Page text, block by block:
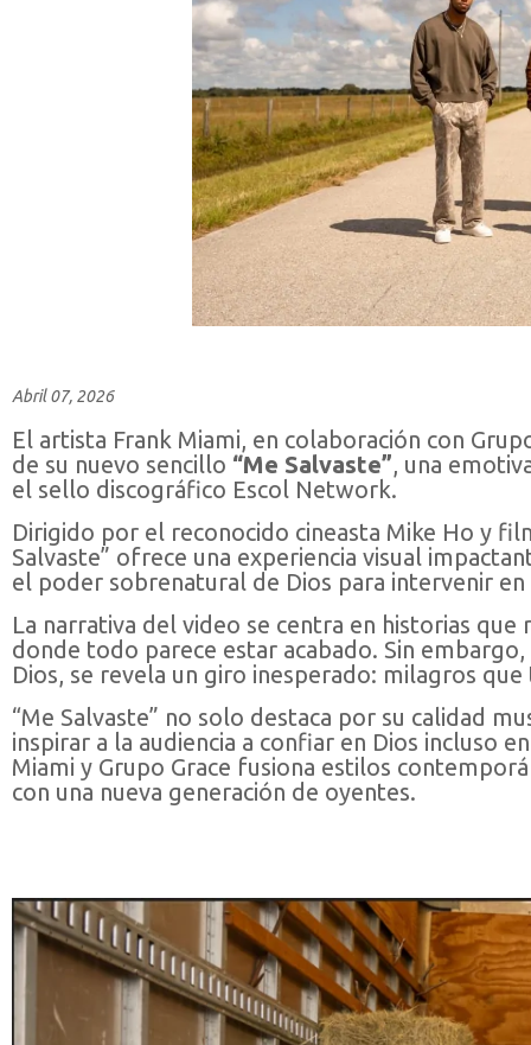
Abril 07, 2026
El artista Frank Miami, en colaboración con
de su nuevo sencillo “Me Salvaste” , una
el sello discográfico Escol Network.
Dirigido por el reconocido cineasta Mike Ho y
Salvaste” ofrece una experiencia visual
el poder sobrenatural de Dios para intervenir
La narrativa del video se centra en historias
donde todo parece estar acabado. Sin
Dios, se revela un giro inesperado: milagros
“Me Salvaste” no solo destaca por su calidad
inspirar a la audiencia a confiar en Dios incluso
Miami y Grupo Grace fusiona estilos
con una nueva generación de oyentes.